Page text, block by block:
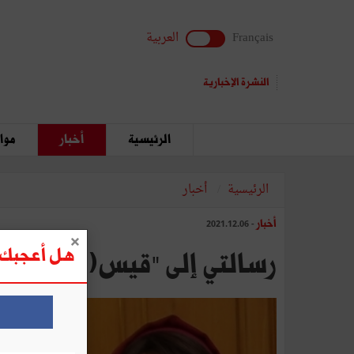
Français العربية
النشرة الإخبارية
الرئيسية أخبار
الرئيسية أخبار
أخبار - 2021.12.06
رسالتي إلى "قيس(1) " و"ليلى(2) " هل أعجبك